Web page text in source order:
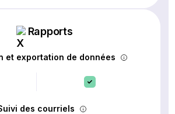
Rapports
et exportation de données
des courriels